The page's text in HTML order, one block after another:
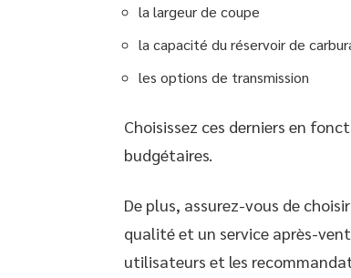
la largeur de coupe
la capacité du réservoir de
les options de transmission
Choisissez ces derniers en
budgétaires.
De plus, assurez-vous de
qualité et un service après-
utilisateurs et les